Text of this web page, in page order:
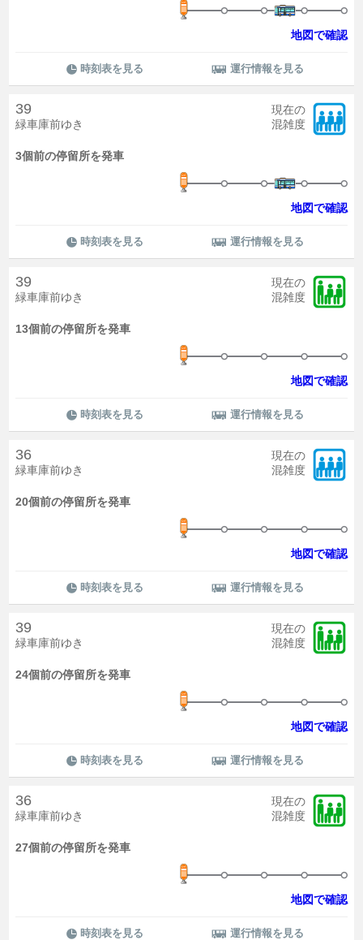
地図で確認
時刻表を見る 運行情報を見る
39
緑車庫前ゆき
現在の
混雑度
3個前の停留所を発車
地図で確認
時刻表を見る 運行情報を見る
39
緑車庫前ゆき
現在の
混雑度
13個前の停留所を発車
地図で確認
時刻表を見る 運行情報を見る
36
緑車庫前ゆき
現在の
混雑度
20個前の停留所を発車
地図で確認
時刻表を見る 運行情報を見る
39
緑車庫前ゆき
現在の
混雑度
24個前の停留所を発車
地図で確認
時刻表を見る 運行情報を見る
36
緑車庫前ゆき
現在の
混雑度
27個前の停留所を発車
地図で確認
時刻表を見る 運行情報を見る